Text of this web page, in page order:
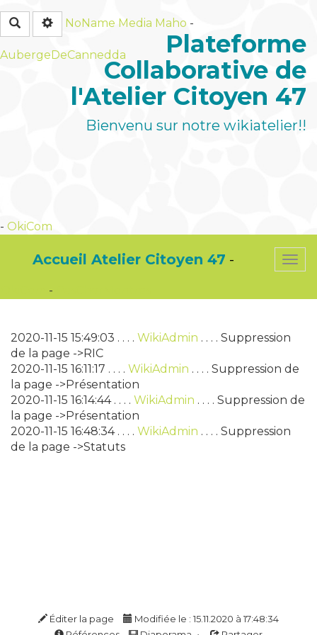
RechercherNoName Media Maho -
AubergeDeCannedda
Plateforme
Collaborative de
l'Atelier Citoyen 47
Bienvenu sur notre wikiatelier!!
- OkiCom
Accueil Atelier Citoyen 47 -
-
2020-11-15 15:49:03 . . . . WikiAdmin . . . . Suppression
de la page ->RIC
2020-11-15 16:11:17 . . . . WikiAdmin . . . . Suppression de
la page ->Présentation
2020-11-15 16:14:44 . . . . WikiAdmin . . . . Suppression de
la page ->Présentation
2020-11-15 16:48:34 . . . . WikiAdmin . . . . Suppression
de la page ->Statuts
Éditer la page
Modifiée le : 15.11.2020 à 17:48:34